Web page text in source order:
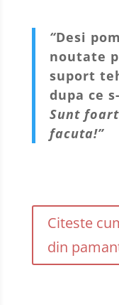
“Desi
noutate
suport
dupa ce
Sunt
facuta!”
Citeste
din